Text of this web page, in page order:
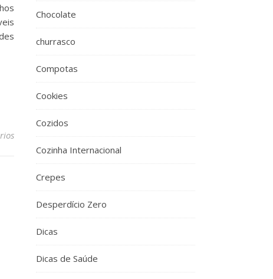
Chocolate
churrasco
Compotas
Cookies
Cozidos
Cozinha Internacional
Crepes
Desperdício Zero
Dicas
Dicas de Saúde